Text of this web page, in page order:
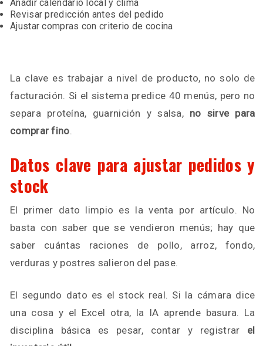
Añadir calendario local y clima
Revisar predicción antes del pedido
Ajustar compras con criterio de cocina
La clave es trabajar a nivel de producto, no solo de
facturación. Si el sistema predice 40 menús, pero no
separa proteína, guarnición y salsa, no sirve para
comprar fino.
Datos clave para ajustar pedidos y
stock
El primer dato limpio es la venta por artículo. No
basta con saber que se vendieron menús; hay que
saber cuántas raciones de pollo, arroz, fondo,
verduras y postres salieron del pase.
El segundo dato es el stock real. Si la cámara dice
una cosa y el Excel otra, la IA aprende basura. La
disciplina básica es pesar, contar y registrar el